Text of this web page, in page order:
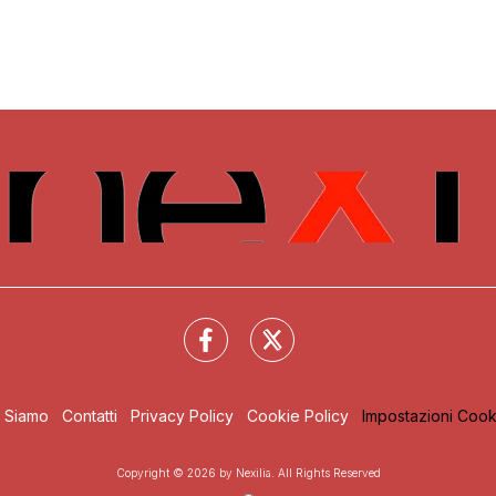
Siamo Contatti Privacy Policy Cookie Policy Impostazioni
Copyright © 2026 by Nexilia. All Rights Reserved